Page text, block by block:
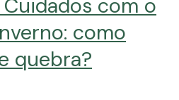
Cuidados com o
como
quebra?